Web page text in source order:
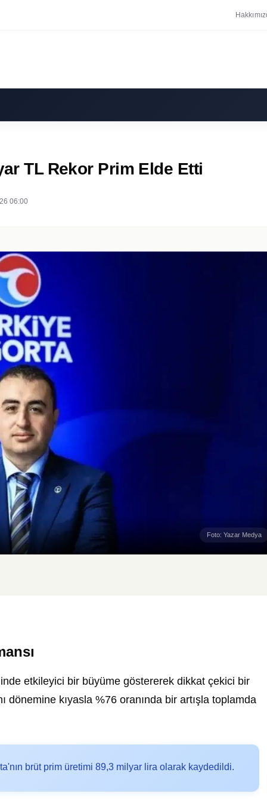
TL Rekor Prim Elde Etti
06:00
Foto: Yazar Medya
etkileyici bir büyüme göstererek dikkat çekici bir
dönemine kıyasla %76 oranında bir artışla toplamda
brüt prim üretimi 89,3 milyar lira olarak kaydedildi.